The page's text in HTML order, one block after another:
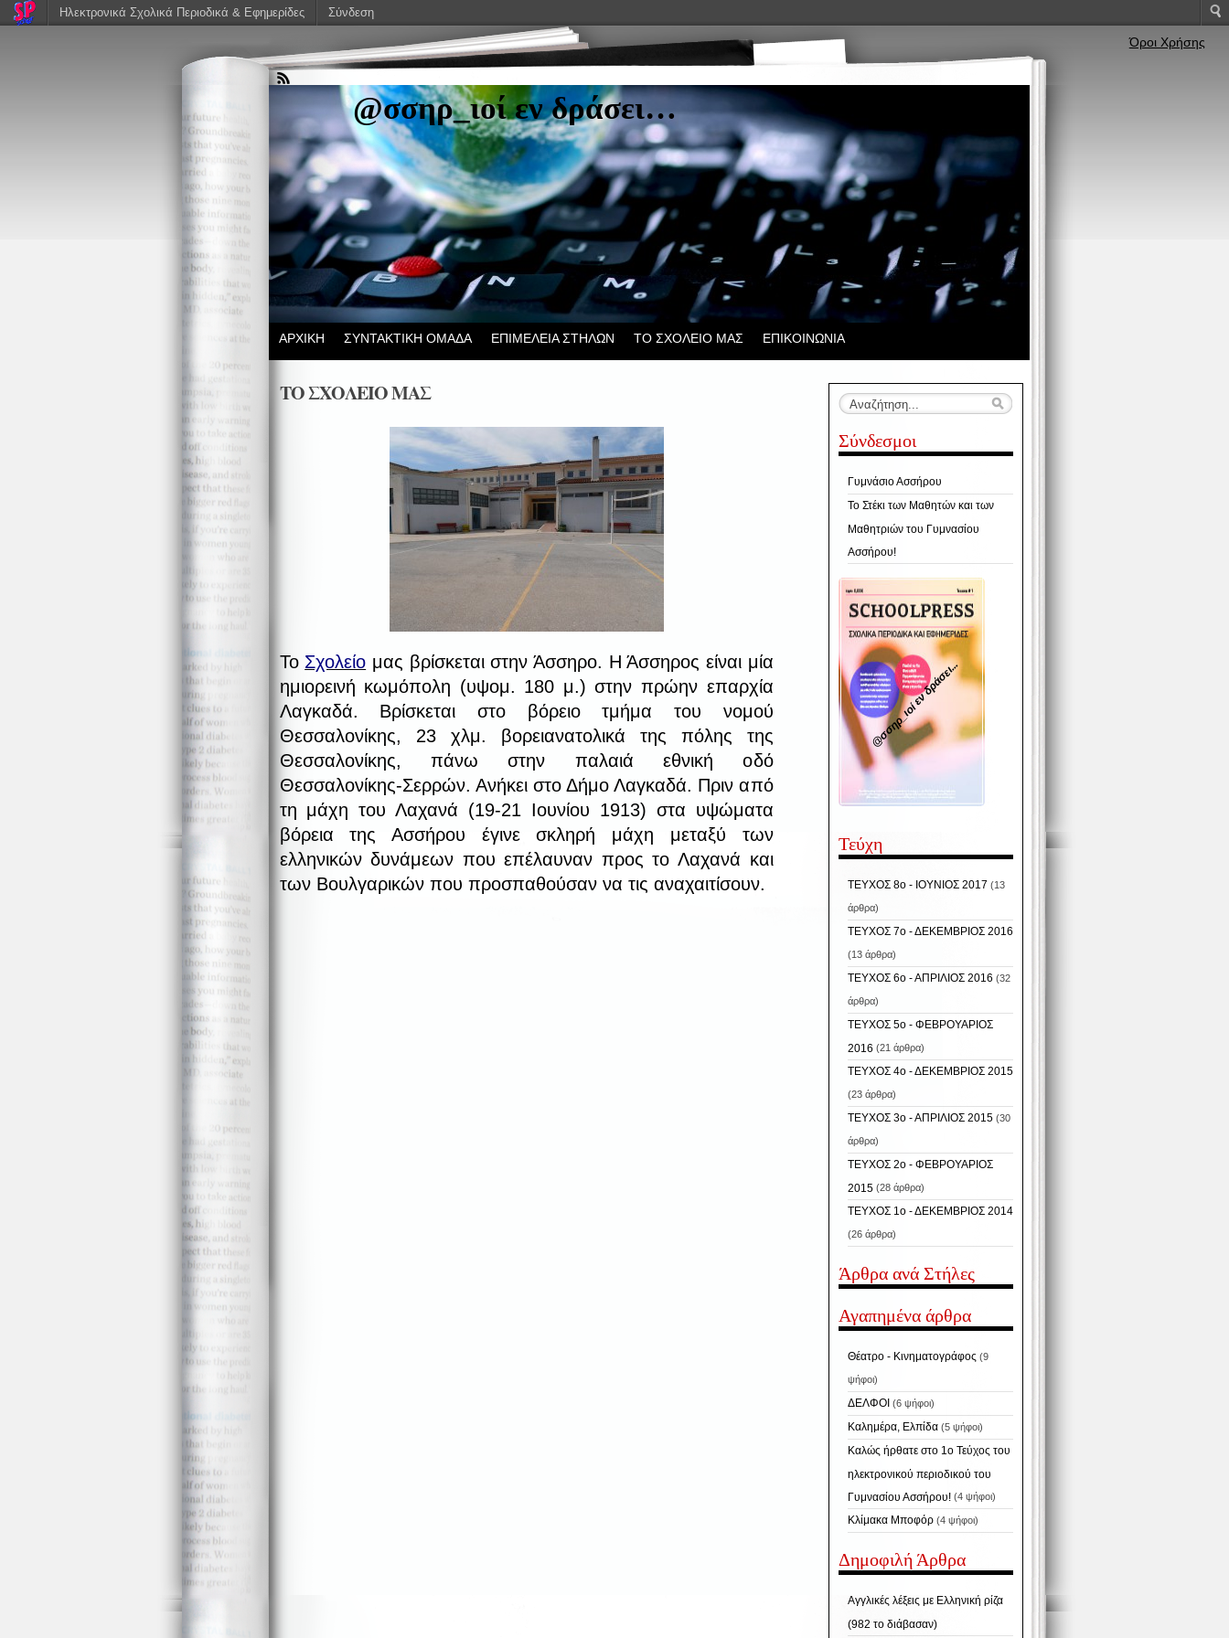
@σσηρ_ιοί εν δράσει…
ΑΡΧΙΚΗ ΣΥΝΤΑΚΤΙΚΗ ΟΜΑΔΑ ΕΠΙΜΕΛΕΙΑ ΣΤΗΛΩΝ ΤΟ ΣΧΟΛΕΙΟ ΜΑΣ ΕΠΙΚΟΙΝΩΝΙΑ
ΤΟ ΣΧΟΛΕΙΟ ΜΑΣ
Το Σχολείο μας βρίσκεται στην Άσσηρο. Η Άσσηρος είναι μία
ημιορεινή κωμόπολη (υψομ. 180 μ.) στην πρώην επαρχία
Λαγκαδά. Βρίσκεται στο βόρειο τμήμα του νομού
Θεσσαλονίκης, 23 χλμ. βορειανατολικά της πόλης της
Θεσσαλονίκης, πάνω στην παλαιά εθνική οδό
Θεσσαλονίκης-Σερρών. Ανήκει στο Δήμο Λαγκαδά. Πριν από
τη μάχη του Λαχανά (19-21 Ιουνίου 1913) στα υψώματα
βόρεια της Ασσήρου έγινε σκληρή μάχη μεταξύ των
ελληνικών δυνάμεων που επέλαυναν προς το Λαχανά και
των Βουλγαρικών που προσπαθούσαν να τις αναχαιτίσουν.
Σύνδεσμοι
Γυμνάσιο Ασσήρου
Το Στέκι των Μαθητών και των
Μαθητριών του Γυμνασίου
Ασσήρου!
@σσηρ_ιοί εν δράσει...
Τεύχη
ΤΕΥΧΟΣ 8ο - ΙΟΥΝΙΟΣ 2017 (13
άρθρα)
ΤΕΥΧΟΣ 7ο - ΔΕΚΕΜΒΡΙΟΣ 2016
(13 άρθρα)
ΤΕΥΧΟΣ 6ο - ΑΠΡΙΛΙΟΣ 2016 (32
άρθρα)
ΤΕΥΧΟΣ 5ο - ΦΕΒΡΟΥΑΡΙΟΣ
2016 (21 άρθρα)
ΤΕΥΧΟΣ 4ο - ΔΕΚΕΜΒΡΙΟΣ 2015
(23 άρθρα)
ΤΕΥΧΟΣ 3ο - ΑΠΡΙΛΙΟΣ 2015(30
άρθρα)
ΤΕΥΧΟΣ 2ο - ΦΕΒΡΟΥΑΡΙΟΣ
2015(28 άρθρα)
ΤΕΥΧΟΣ 1ο - ΔΕΚΕΜΒΡΙΟΣ 2014
(26 άρθρα)
Άρθρα ανά Στήλες
Αγαπημένα άρθρα
Θέατρο - Κινηματογράφος (9
ψήφοι)
ΔΕΛΦΟΙ (6 ψήφοι)
Καλημέρα, Ελπίδα (5 ψήφοι)
Καλώς ήρθατε στο 1ο Τεύχος του
ηλεκτρονικού περιοδικού του
Γυμνασίου Ασσήρου! (4 ψήφοι)
Κλίμακα Μποφόρ (4 ψήφοι)
Δημοφιλή Άρθρα
Αγγλικές λέξεις με Ελληνική ρίζα
(982 το διάβασαν)
Όροι Χρήσης
Ηλεκτρονικά Σχολικά Περιοδικά & Εφημερίδες Σύνδεση